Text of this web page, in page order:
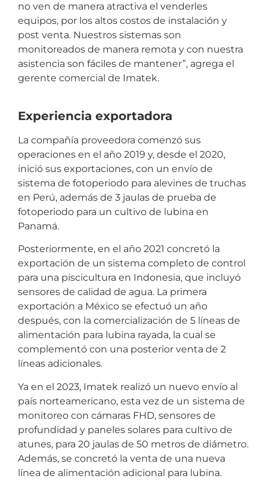
no ven de manera atractiva el venderles
equipos, por los altos costos de instalación y
post venta. Nuestros sistemas son
monitoreados de manera remota y con nuestra
asistencia son fáciles de mantener”, agrega el
gerente comercial de Imatek.
Experiencia exportadora
La compañía proveedora comenzó sus
operaciones en el año 2019 y, desde el 2020,
inició sus exportaciones, con un envío de
sistema de fotoperiodo para alevines de truchas
en Perú, además de 3 jaulas de prueba de
fotoperiodo para un cultivo de lubina en
Panamá.
Posteriormente, en el año 2021 concretó la
exportación de un sistema completo de control
para una piscicultura en Indonesia, que incluyó
sensores de calidad de agua. La primera
exportación a México se efectuó un año
después, con la comercialización de 5 líneas de
alimentación para lubina rayada, la cual se
complementó con una posterior venta de 2
líneas adicionales.
Ya en el 2023, Imatek realizó un nuevo envío al
país norteamericano, esta vez de un sistema de
monitoreo con cámaras FHD, sensores de
profundidad y paneles solares para cultivo de
atunes, para 20 jaulas de 50 metros de diámetro.
Además, se concretó la venta de una nueva
línea de alimentación adicional para lubina.